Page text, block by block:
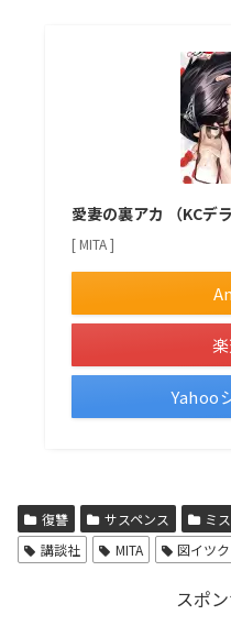
愛妻の裏アカ （KCデ
[ MITA ]
Yahoo
復讐 サスペンス ミ
講談社
MITA 図イツク
スポ